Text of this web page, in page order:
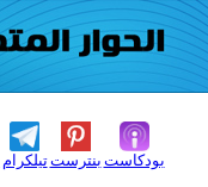
تيلكرامبنترست بودكاست